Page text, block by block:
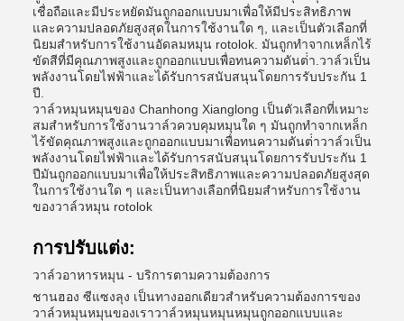
เชื่อถือและมีประหยัดมันถูกออกแบบมาเพื่อให้มีประสิทธิภาพ
และความปลอดภัยสูงสุดในการใช้งานใด ๆ, และเป็นตัวเลือกที่
นิยมสําหรับการใช้งานอัดลมหมุน rotolok. มันถูกทําจากเหล็กไร้
ขัดสีที่มีคุณภาพสูงและถูกออกแบบเพื่อทนความดันต่ํา.วาล์วเป็น
พลังงานโดยไฟฟ้าและได้รับการสนับสนุนโดยการรับประกัน 1
ปี.
วาล์วหมุนหมุนของ Chanhong Xianglong เป็นตัวเลือกที่เหมาะ
สมสําหรับการใช้งานวาล์วควบคุมหมุนใด ๆ มันถูกทําจากเหล็ก
ไร้ขัดคุณภาพสูงและถูกออกแบบมาเพื่อทนความดันต่ําวาล์วเป็น
พลังงานโดยไฟฟ้าและได้รับการสนับสนุนโดยการรับประกัน 1
ปีมันถูกออกแบบมาเพื่อให้ประสิทธิภาพและความปลอดภัยสูงสุด
ในการใช้งานใด ๆ และเป็นทางเลือกที่นิยมสําหรับการใช้งาน
ของวาล์วหมุน rotolok
การปรับแต่ง:
วาล์วอาหารหมุน - บริการตามความต้องการ
ชานฮอง ซีแซงลุง เป็นทางออกเดียวสําหรับความต้องการของ
วาล์วหมุนหมุนของเราวาล์วหมุนหมุนหมุนถูกออกแบบและ